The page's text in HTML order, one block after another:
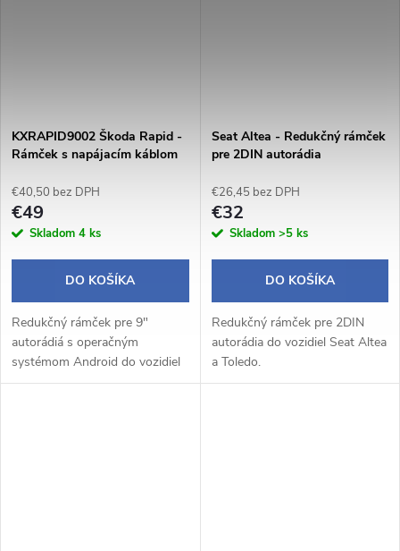
KXRAPID9002 Škoda Rapid -
Rámček s napájacím káblom
€40,50 bez DPH
€49
Skladom 4 ks
DO KOŠÍKA
Redukčný rámček pre 9"
autorádiá s operačným
systémom Android do vozidiel
Škoda Rapid (2012-2019).
Seat Altea - Redukčný rámček
pre 2DIN autorádia
€26,45 bez DPH
€32
Skladom >5 ks
DO KOŠÍKA
Redukčný rámček pre 2DIN
autorádia do vozidiel Seat Altea
a Toledo.